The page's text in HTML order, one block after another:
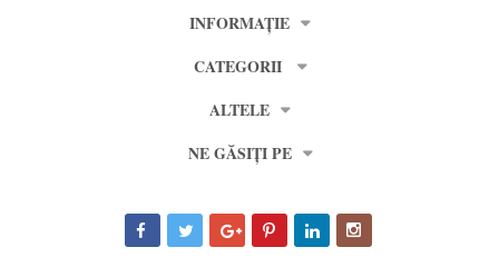
INFORMAȚIE
CATEGORII
ALTELE
NE GĂSIȚI PE